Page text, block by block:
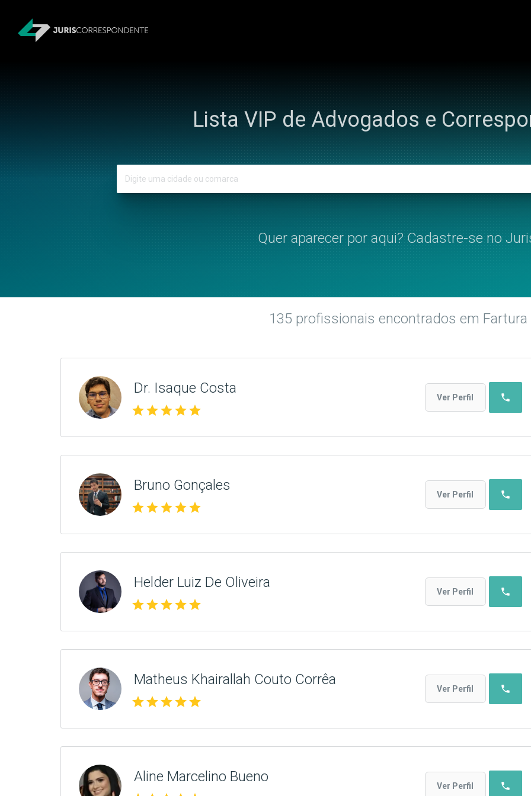
Lista VIP de Advogados e
Quer aparecer por aqui? Cadastre-se no
135 profissionais encontrados em Fartura
Dr. Isaque Costa
starstarstarstarstar
Ver Perfil phone
Bruno Gonçales
starstarstarstarstar
Ver Perfil phone
Helder Luiz De Oliveira
starstarstarstarstar
Ver Perfil phone
Matheus Khairallah Couto Corrêa
starstarstarstarstar
Ver Perfil phone
Aline Marcelino Bueno
Ver Perfil phone